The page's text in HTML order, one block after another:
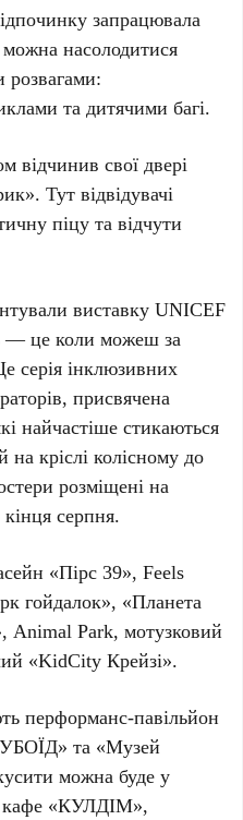
запрацювала
насолодитися
та дитячими багі.
відчинив свої двері
. Тут відвідувачі
піцу та відчути
виставкуUNICEF
— це коли можеш за
серія інклюзивних
присвячена
найчастіше стикаються
кріслі колісному до
розміщені на
серпня.
«Пірс 39»,Feels
гойдалок», «Планета
,Animal Park, мотузковий
«KidCity Крейзі».
перформанс-павільйон
та «Музей
можна буде у
«КУЛДІМ»,